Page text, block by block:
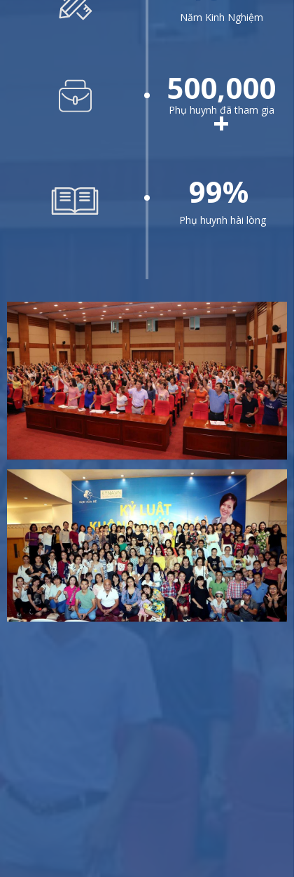
99%
Phụ huynh hài lòng
500,000
+
Phụ huynh đã tham gia
Năm Kinh Nghiệm